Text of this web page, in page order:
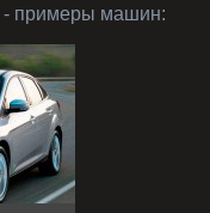
- примеры машин: